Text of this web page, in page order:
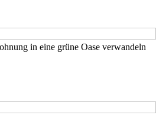
in eine grüne Oase verwandeln